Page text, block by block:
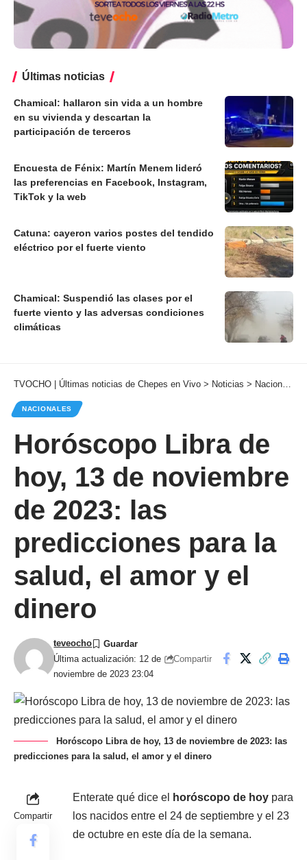
Últimas noticias
Chamical: hallaron sin vida a un hombre
en su vivienda y descartan la
participación de terceros
Encuesta de Fénix: Martín Menem lideró
las preferencias en Facebook, Instagram,
TikTok y la web
Catuna: cayeron varios postes del tendido
eléctrico por el fuerte viento
Chamical: Suspendió las clases por el
fuerte viento y las adversas condiciones
climáticas
TVOCHO | Últimas noticias de Chepes en Vivo > Noticias > Nacionales
NACIONALES
Horóscopo Libra de
hoy, 13 de noviembre
de 2023: las
predicciones para la
salud, el amor y el
dinero
Última actualización: 12 de
noviembre de 2023 23:04
teveocho
Compartir
Horóscopo Libra de hoy, 13 de noviembre de 2023: las
predicciones para la salud, el amor y el dinero
Compartir
Enterate qué dice el horóscopo de hoy para
los nacidos entre el 24 de septiembre y el 23
de octubre en este día de la semana.